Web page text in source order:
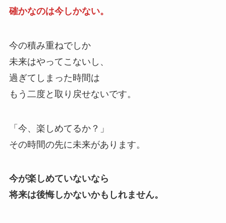
確かなのは今しかない。
今の積み重ねでしか
未来はやってこないし、
過ぎてしまった時間は
もう二度と取り戻せないです。
「今、楽しめてるか？」
その時間の先に未来があります。
今が楽しめていないなら
将来は後悔しかないかもしれません。